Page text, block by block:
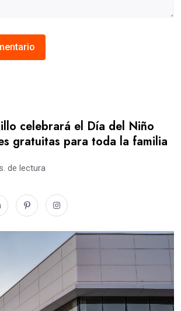
celebrará el Día del Niño
gratuitas para toda la familia
de lectura